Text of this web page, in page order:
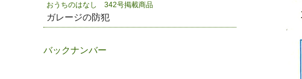
おうちのはなし 342号掲載商品
ガレージの防犯
バックナンバー